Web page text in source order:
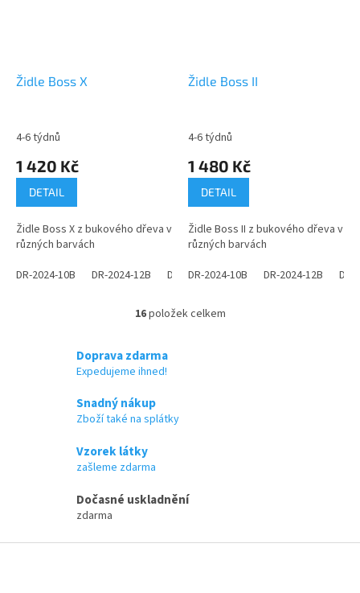
Židle Boss X
4-6 týdnů
1 420 Kč
DETAIL
Židle Boss X z bukového dřeva v
různých barvách
DR-2024-10B
DR-2024-12B DR-2024-14B DR-2024-16B DR-
Židle Boss II
4-6 týdnů
1 480 Kč
DETAIL
Židle Boss II z bukového dřeva v
různých barvách
DR-2024-10B
DR-2024-12B DR-
O
y
16položek celkem
Doprava zdarma
Expedujeme ihned!
Snadný nákup
Zboží také na splátky
Vzorek látky
zašleme zdarma
Dočasné uskladnění
zdarma